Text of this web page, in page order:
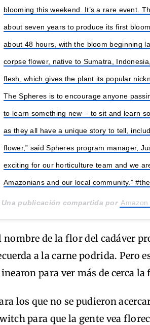
blooming this weekend. It’s a rare event.
about seven years to produce its first
about 48 hours, with the bloom beginning
corpse flower, native to Sumatra,
flesh, which gives the plant its popular
The Spheres is to encourage anyone
to learn something new – to sit and learn
as they all have a unique story to tell,
flower,” said Spheres program manager,
exciting for our horticulture team and we
Amazonians and our local community.”
Una publicación compartida por Amazon
nombre de la flor del cadáver
a la carne podrida. Pero
para ver más de cerca
los que no se pudieron
para que la gente vea